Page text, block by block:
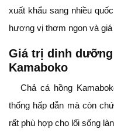
xuất khẩu sang nhiều
hương vị thơm ngon và
Giá trị dinh
Kamaboko
Chả cá hồng
thống hấp dẫn mà còn
rất phù hợp cho lối sống